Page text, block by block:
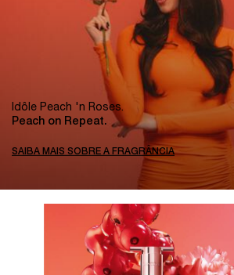
Idôle Peach 'n Roses.
Peach on Repeat.
SAIBA MAIS SOBRE A FRAGRÂNCIA